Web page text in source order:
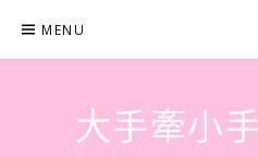
content
MENU
大手牽小